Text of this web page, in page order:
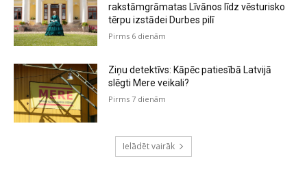
rakstāmgrāmatas Līvānos līdz vēsturisko
tērpu izstādei Durbes pilī
Pirms 6 dienām
Ziņu detektīvs: Kāpēc patiesībā Latvijā
slēgti Mere veikali?
Pirms 7 dienām
Ielādēt vairāk